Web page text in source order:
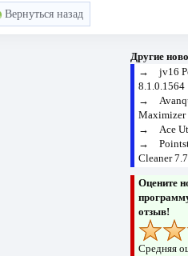
Вернуться назад
Другие
→jv16
8.1.0.1564
→
Maximizer
→Ace
→
Cleaner
Оцените
отзыв!
Средняя